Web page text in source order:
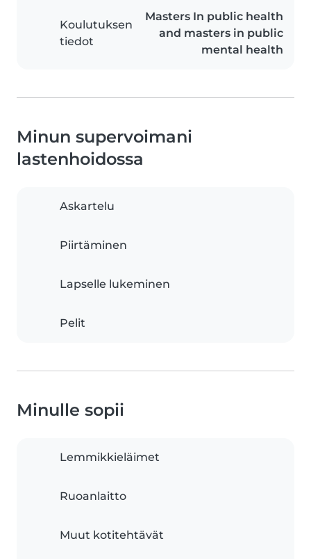
Koulutuksen
tiedot
Masters In public health
and masters in public
mental health
Minun supervoimani
lastenhoidossa
Askartelu
Piirtäminen
Lapselle lukeminen
Pelit
Minulle sopii
Lemmikkieläimet
Ruoanlaitto
Muut kotitehtävät